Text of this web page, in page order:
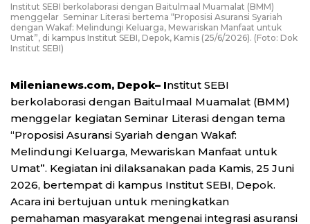
Institut SEBI berkolaborasi dengan Baitulmaal Muamalat (BMM)
menggelar Seminar Literasi bertema “Proposisi Asuransi Syariah
dengan Wakaf: Melindungi Keluarga, Mewariskan Manfaat untuk
Umat”, di kampus Institut SEBI, Depok, Kamis (25/6/2026). (Foto: Dok
Institut SEBI)
Milenianews.com, Depok– Institut SEBI
berkolaborasi dengan Baitulmaal Muamalat (BMM)
menggelar kegiatan Seminar Literasi dengan tema
“Proposisi Asuransi Syariah dengan Wakaf:
Melindungi Keluarga, Mewariskan Manfaat untuk
Umat”. Kegiatan ini dilaksanakan pada Kamis, 25 Juni
2026, bertempat di kampus Institut SEBI, Depok.
Acara ini bertujuan untuk meningkatkan
pemahaman masyarakat mengenai integrasi asuransi